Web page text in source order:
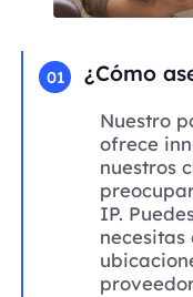
01 ¿Cómo
Nuestro
ofrece
nuestros
IP.